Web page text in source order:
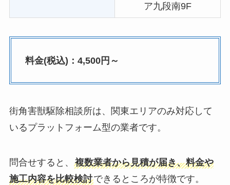
ア九段南9F
料金(税込)：4,500円～
街角害獣駆除相談所は、関東エリアのみ対応して
いるプラットフォーム型の業者です。
問合せすると、 複数業者から見積が届き、料金や
施工内容を比較検討できるところが特徴です。